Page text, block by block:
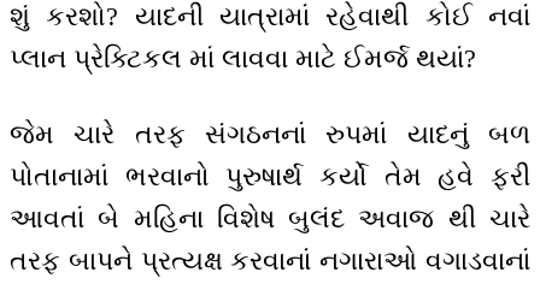
શું કરશો? યાદની યાત્રામાં રહેવાથી કોઈ નવાં
પ્લાન પ્રેક્ટિકલ માં લાવવા માટે ઈમર્જ થયાં?
જેમ ચારે તરફ સંગઠનનાં રુપમાં યાદનું બળ
પોતાનામાં ભરવાનો પુરુષાર્થ કર્યો તેમ હવે ફરી
આવતાં બે મહિના વિશેષ બુલંદ અવાજ થી ચારે
તરફ બાપને પ્રત્યક્ષ કરવાનાં નગારાઓ વગાડવાનાં